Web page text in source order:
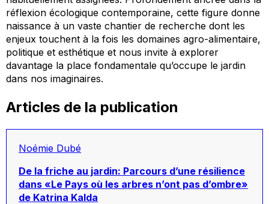
réflexion écologique contemporaine, cette figure donne
naissance à un vaste chantier de recherche dont les
enjeux touchent à la fois les domaines agro-alimentaire,
politique et esthétique et nous invite à explorer
davantage la place fondamentale qu’occupe le jardin
dans nos imaginaires.
Articles de la publication
Noémie Dubé
De la friche au jardin: Parcours d’une résilience
dans «Le Pays où les arbres n’ont pas d’ombre»
de Katrina Kalda